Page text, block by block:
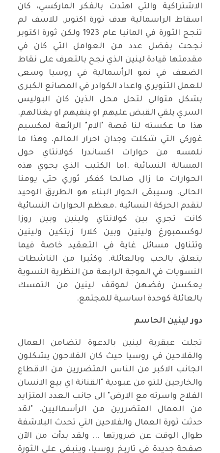
الاشتراكية والتي اهتدت بالفكر الماركسي، كان
اسقاط الراسمالية هدف ثورة اكتوبر. للاسف لم
تنجح الثورة في المانيا عام 1923 ولكن ثورة اكتوبر
نجحت بفضل عدد من العوامل التي كان في
مقدمتها قيادة لينين الذي نجح بالتعرف على نقاط
الضعف في نمو الرأسمالية في روسيا وسعى
للعمل التنويري واعداد الكوادر في المصانع الكبرى
بشكل متوالي لتحل محل الذين كان البوليس
السري يلقي القبض عليهم او ينفيهم او يغتالهم.
هذا ما عكسته لنا قصة "الام" الرائعة لمكسيم
غوركي التي شكلت وجدان احرار العالم. وهذا ما
نلمسه من حوارات اكساندرا كولانتاي حول
المسالة النسائية .اما الكتيب الذي يحوي هذه
الحوارات ما زال صالحا كفكر ثوري حتى يومنا
الحالي. وسيبقى الحوار البناء هو الطريق الوحيد
لتقدم الحركة النسائية .معظم الحوارات النسائية
كانت تجري بين كولانتاي ولينين وبين روزا
لوكسمبورغ ولينين وبين كلارا زيتكين ولينين
وتتناول مسائل غاية في التعقيد خاصة فيما
يتعلق بالحب وبالعائلة. وكثيرا من الناشطات
النسويات في الموجة الرابعة من النظرية النسوية
يعكسن رفضهن لموقف لينين من التمسك
بالعائلة كوحدة اساسية للمجتمع.
دور لينين الحاسم
تجلت عبقرية لينين بالدعوة لتضامن العمال
والفلاحين في روسيا حيث كان الفلاحون يشكلون
الجانب الاكبر من الناس المتضررين من الاقطاع
والخارجين للتو من عبودية "القنانة اي بيع الانسان
الفلاح واسرته مع الارض" الى جانب العدد المتزايد
من العمال المتضررين من الرأسماليين. "لقد
حدثت ثورة العمال والفلاحين التي تحدث البلاشفة
طوال الوقت عن ضرورتها ... ولقد بدأت من الآن
صفحة جديدة في تاريخ روسيا، وينبغي على الثورة